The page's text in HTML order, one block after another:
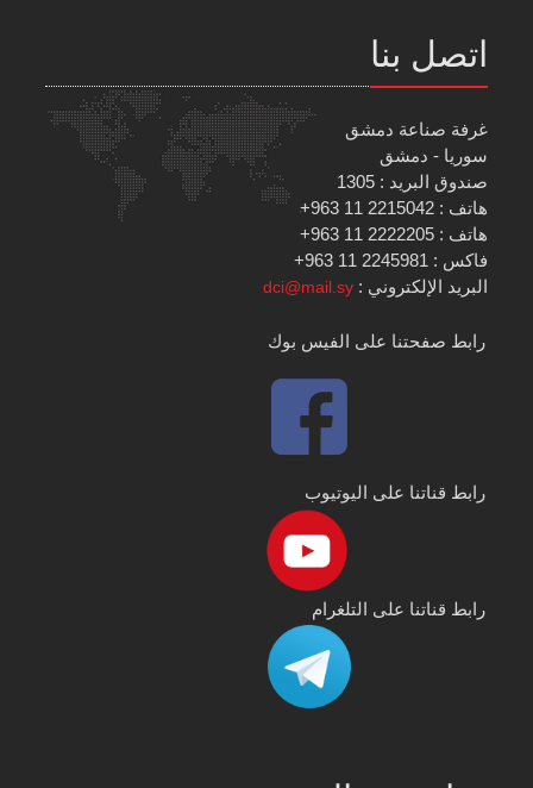
اتصل بنا
غرفة صناعة دمشق
سوريا - دمشق
صندوق البريد : 1305
هاتف : 2215042 11 963+
هاتف : 2222205 11 963+
فاكس : 2245981 11 963+
البريد الإلكتروني :dci@mail.sy
رابط صفحتنا على الفيس بوك
رابط قناتنا على اليوتيوب
رابط قناتنا على التلغرام